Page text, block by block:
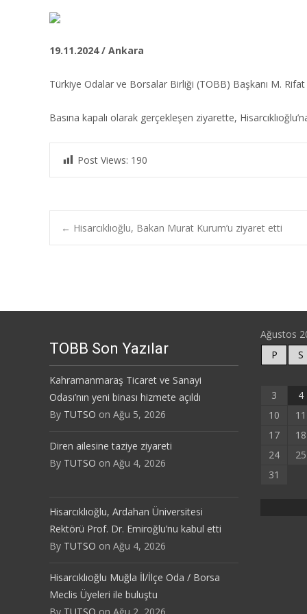
19.11.2024 / Ankara
Türkiye Odalar ve Borsalar Birliği (TOBB) Başkanı M. Rifat
Basına kapalı olarak gerçekleşen ziyarette,
Post Views: 190
Post
← Hisarcıklıoğlu, Bakan Murat Kurum’u ziyaret etti
TOBB Son Yazılar
Kahramanmaraş Ticaret ve Sanayi
Odası’nın yeni binası hizmete açıldı
By TUTSO on Ağu 5, 2026
Diren ailesine taziye ziyareti
By TUTSO on Ağu 4, 2026
Hisarcıklıoğlu, Ardahan Üniversitesi
Rektörü Prof. Dr. Emiroğlu’nu kabul etti
By TUTSO on Ağu 4, 2026
Hisarcıklıoğlu Muğla İl/İlçe Oda / Borsa
Meclis Üyeleri ile buluştu
Ağustos
P
S
3
4
10
11
17
18
24
25
31